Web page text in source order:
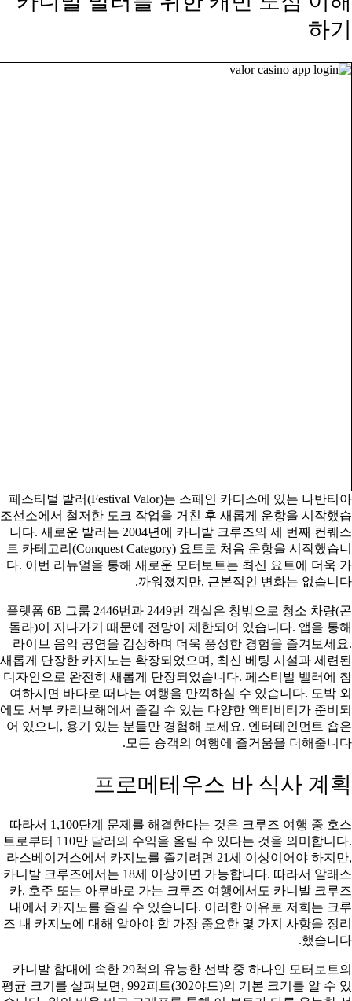
하기
페스티벌 발러(Festival Valor)는 스페인 카디스에 있는 나반티아
조선소에서 철저한 도크 작업을 거친 후 새롭게 운항을 시작했습
니다. 새로운 발러는 2004년에 카니발 크루즈의 세 번째 컨퀘스
트 카테고리(Conquest Category) 요트로 처음 운항을 시작했습니
다. 이번 리뉴얼을 통해 새로운 모터보트는 최신 요트에 더욱 가
까워졌지만, 근본적인 변화는 없습니다.
플랫폼 6B 그룹 2446번과 2449번 객실은 창밖으로 청소 차량(곤
돌라)이 지나가기 때문에 전망이 제한되어 있습니다. 앱을 통해
라이브 음악 공연을 감상하며 더욱 풍성한 경험을 즐겨보세요.
새롭게 단장한 카지노는 확장되었으며, 최신 베팅 시설과 세련된
디자인으로 완전히 새롭게 단장되었습니다. 페스티벌 밸러에 참
여하시면 바다로 떠나는 여행을 만끽하실 수 있습니다. 도박 외
에도 서부 카리브해에서 즐길 수 있는 다양한 액티비티가 준비되
어 있으니, 용기 있는 분들만 경험해 보세요. 엔터테인먼트 숍은
모든 승객의 여행에 즐거움을 더해줍니다.
프로메테우스 바 식사 계획
따라서 1,100단계 문제를 해결한다는 것은 크루즈 여행 중 호스
트로부터 110만 달러의 수익을 올릴 수 있다는 것을 의미합니다.
라스베이거스에서 카지노를 즐기려면 21세 이상이어야 하지만,
카니발 크루즈에서는 18세 이상이면 가능합니다. 따라서 알래스
카, 호주 또는 아루바로 가는 크루즈 여행에서도 카니발 크루즈
내에서 카지노를 즐길 수 있습니다. 이러한 이유로 저희는 크루
즈 내 카지노에 대해 알아야 할 가장 중요한 몇 가지 사항을 정리
했습니다.
카니발 함대에 속한 29척의 유능한 선박 중 하나인 모터보트의
평균 크기를 살펴보면, 992피트(302야드)의 기본 크기를 알 수 있